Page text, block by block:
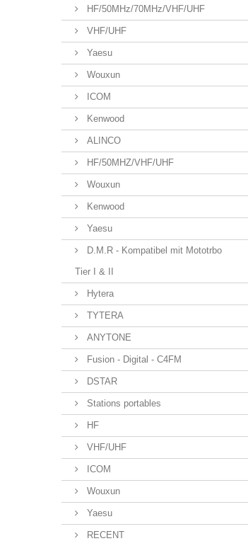
HF/50MHz/70MHz/VHF/UHF
VHF/UHF
Yaesu
Wouxun
ICOM
Kenwood
ALINCO
HF/50MHZ/VHF/UHF
Wouxun
Kenwood
Yaesu
D.M.R - Kompatibel mit Mototrbo
Tier I & II
Hytera
TYTERA
ANYTONE
Fusion - Digital - C4FM
DSTAR
Stations portables
HF
VHF/UHF
ICOM
Wouxun
Yaesu
RECENT